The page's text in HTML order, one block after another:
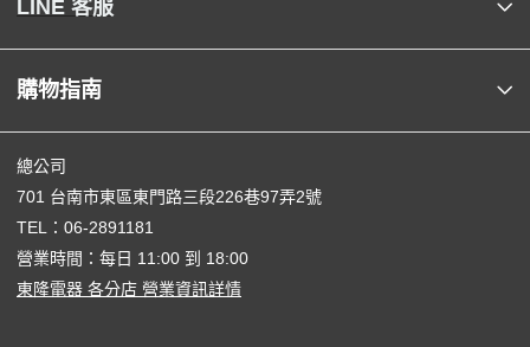
LINE 客服
購物指南
總公司
701 台南市東區東門路三段226巷97弄2號
TEL： 06-2891181
營業時間：每日 11:00 到 18:00
東隆電器 各分店 營業資訊詳情